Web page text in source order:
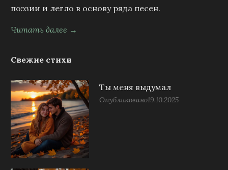
поэзии и легло в основу ряда песен.
Читать далее →
Свежие стихи
Ты меня выдумал
Опубликовано19.10.2025